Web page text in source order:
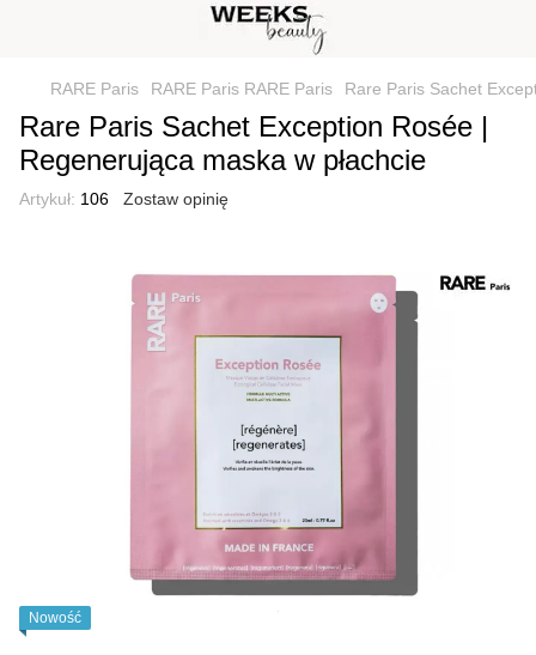
RARE Paris RARE Paris RARE Paris Rare Paris Sachet
Rare Paris Sachet Exception Rosée |
Regenerująca maska w płachcie
Artykuł: 106 Zostaw opinię
Nowość